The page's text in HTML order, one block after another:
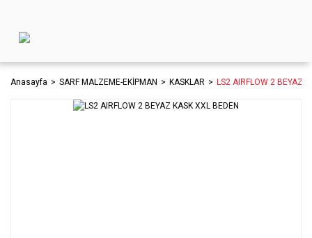
Anasayfa SARF MALZEME-EKİPMAN KASKLAR LS2 AIRFLOW 2 BEYAZ